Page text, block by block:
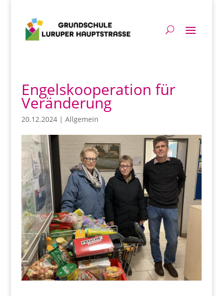
Engelskooperation für
Veränderung
20.12.2024| Allgemein